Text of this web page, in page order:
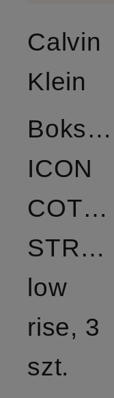
Calvin
Klein
ICON
low
rise, 3
szt.